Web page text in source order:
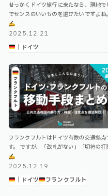
せっかくドイツ旅行に来たなら、現地
でセンスのいいものを選びたいですよ
ドラッグストアで手軽に買えるお土産
…
2025.12.21
｜ドイツ
フランクフルトはドイツ有数の交通拠
す。 ですが、「改札がない」「切符の
ど、仕組み上日本の公共交通機関と大き
…
2025.12.19
｜ドイツ
フランクフルト